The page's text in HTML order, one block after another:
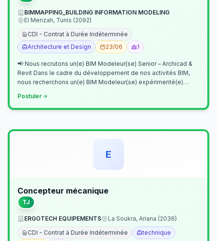
BIMMAPPING_BUILDING INFORMATION MODELING
El Menzah, Tunis (2092)
CDI - Contrat à Durée Indéterminée
Architecture et Design
23/06 1
📢 Nous recrutons un(e) BIM Modeleur(se) Senior – Archicad &
Revit Dans le cadre du développement de nos activités BIM,
nous recherchons un(e) BIM Modeleur(se) expérimenté(e)
Postuler
E
Concepteur mécanique
TJ
ERGOTECH EQUIPEMENTS
La Soukra, Ariana (2036)
CDI - Contrat à Durée Indéterminée
technique